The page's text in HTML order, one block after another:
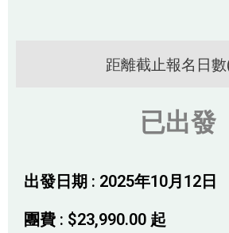
距離截止報名日
已出發
出發日期 : 2025年10月12日
團費 : $23,990.00 起